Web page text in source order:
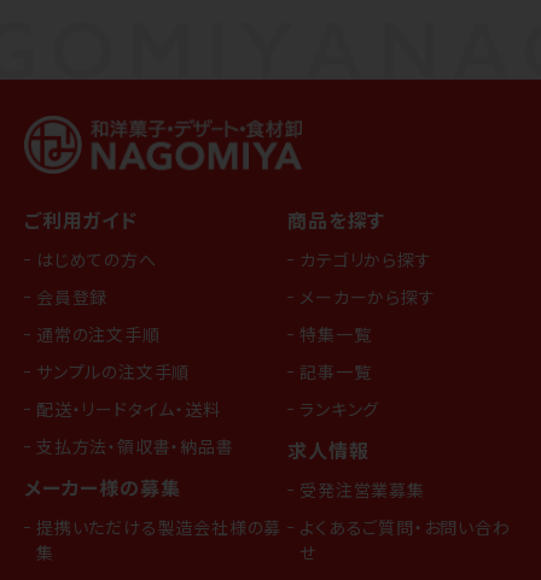
ご利用ガイド
はじめての方へ
会員登録
通常の注文手順
サンプルの注文手順
配送・リードタイム・送料
支払方法・領収書・納品書
メーカー様の募集
提携いただける製造会社様の募
集
商品を探す
カテゴリから探す
メーカーから探す
特集一覧
記事一覧
ランキング
求人情報
受発注営業募集
よくあるご質問・お問い合わ
せ